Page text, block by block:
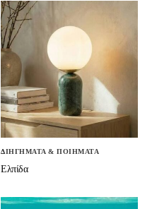
ΔΙΗΓΗΜΑΤΑ & ΠΟΙΗΜΑΤΑ
Ελπίδα